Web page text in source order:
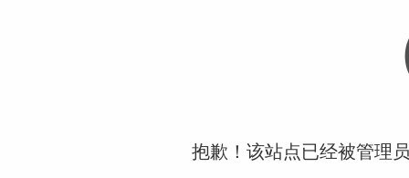
抱歉！该站点已经被管理